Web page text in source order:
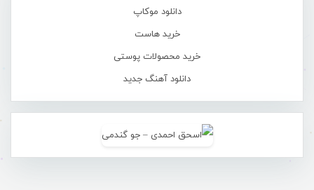
دانلود موکاپ
خرید هاست
خرید محصولات پوستی
دانلود آهنگ جدید